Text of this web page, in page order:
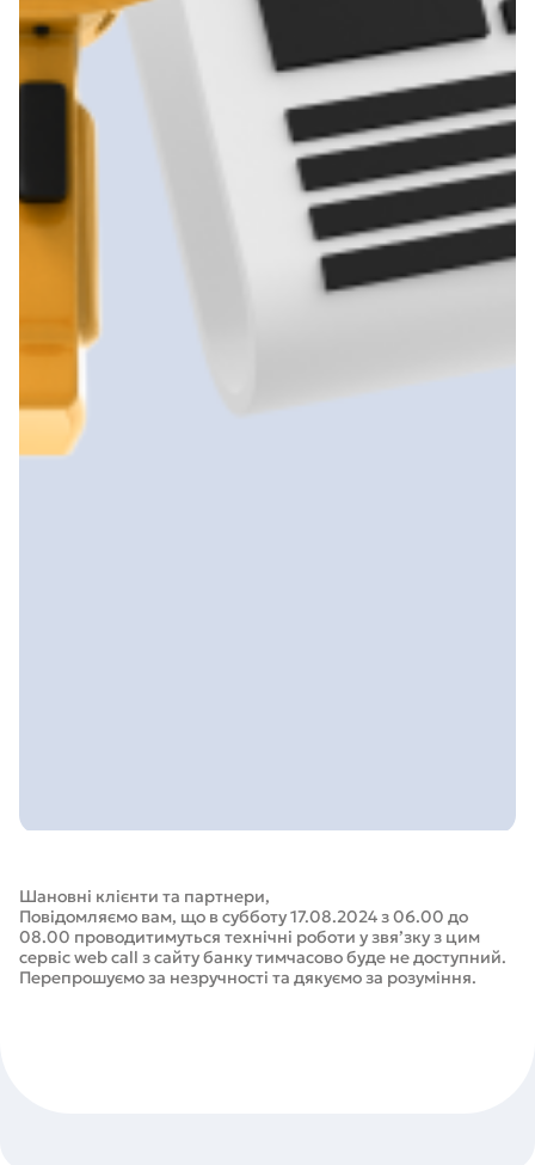
Шановні клієнти та партнери,
Повідомляємо вам, що в субботу 17.08.2024 з 06.00 до
08.00 проводитимуться технічні роботи у звя’зку з цим
сервіс web call з сайту банку тимчасово буде не доступний.
Перепрошуємо за незручності та дякуємо за розуміння.